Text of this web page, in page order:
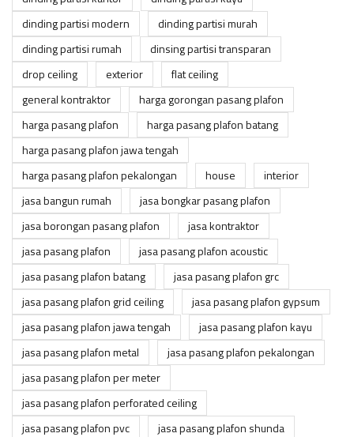
dinding partisi modern
dinding partisi murah
dinding partisi rumah
dinsing partisi transparan
drop ceiling
exterior
flat ceiling
general kontraktor
harga gorongan pasang plafon
harga pasang plafon
harga pasang plafon batang
harga pasang plafon jawa tengah
harga pasang plafon pekalongan
house
interior
jasa bangun rumah
jasa bongkar pasang plafon
jasa borongan pasang plafon
jasa kontraktor
jasa pasang plafon
jasa pasang plafon acoustic
jasa pasang plafon batang
jasa pasang plafon grc
jasa pasang plafon grid ceiling
jasa pasang plafon gypsum
jasa pasang plafon jawa tengah
jasa pasang plafon kayu
jasa pasang plafon metal
jasa pasang plafon pekalongan
jasa pasang plafon per meter
jasa pasang plafon perforated ceiling
jasa pasang plafon pvc
jasa pasang plafon shunda